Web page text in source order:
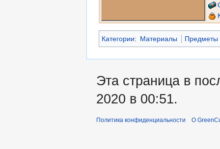
Категории: Материалы Предметы
Эта страница в
2020 в 00:51.
Политика конфиденциальности О